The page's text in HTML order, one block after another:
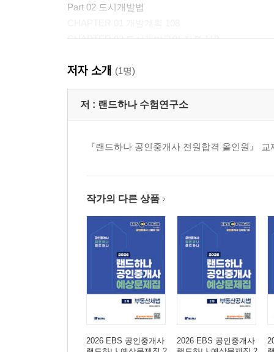
Part 02 도시개발법
CHAPTER 02 도시개발구역 지정 112
CHAPTER 04 실시계획 등 129
CHAPTER 05 수용?사용방식의 사업시행 133
CHAPTER 06 환지방식의 사업시행 140
Part 03 도시 및 주거환경정비법
CHAPTER 03 정비사업의 시행 172
CHAPTER 04 정비사업조합 178
CHAPTER 05 사업시행계획 189
CHAPTER 06 분양과 관리처분계획 193
CHAPTER 07 공사완료와 소유권의 이전 206
Part 04 주택법
CHAPTER 01 용어정의 212
CHAPTER 03 주택의 공급 251
저자 소개 (1명)
저 : 랜드하나 수험연구소
『랜드하나 공인중개사 전원합격 올인원』
작가의 다른 상품
2026 EBS 공인중개사
2026 EBS 공인중개사